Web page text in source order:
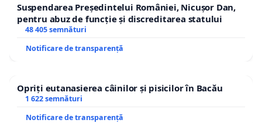
Suspendarea Președintelui României, Nicușor Dan,
pentru abuz de funcție și discreditarea statului
48 405 semnături
Notificare de transparență
Opriți eutanasierea câinilor și pisicilor în Bacău
1 622 semnături
Notificare de transparență